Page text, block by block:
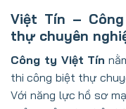
Việt Tín –
thự chuyên
Công ty Việt Tín
thi công biệt thự
Với năng lực hồ sơ